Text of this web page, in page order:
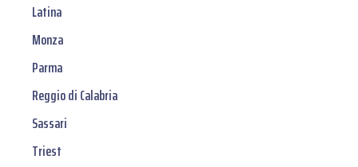
Latina
Monza
Parma
Reggio di Calabria
Sassari
Triest